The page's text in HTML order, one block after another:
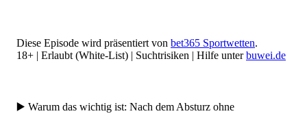
Diese Episode wird präsentiert von bet365 Sportwetten.
18+ | Erlaubt (White-List) | Suchtrisiken | Hilfe unterbuwei.de
▶️ Warum das wichtig ist: Nach dem Absturz ohne